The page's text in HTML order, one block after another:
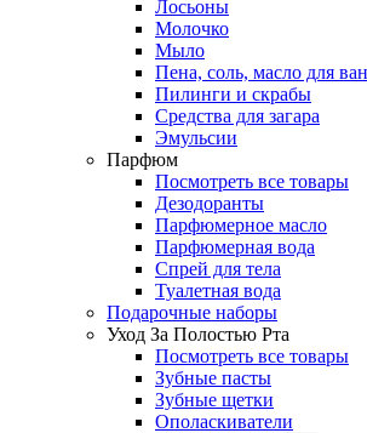
Лосьоны
Молочко
Мыло
Пена, соль, масло для
Пилинги и скрабы
Средства для загара
Эмульсии
Парфюм
Посмотреть все товары
Дезодоранты
Парфюмерное масло
Парфюмерная вода
Спрей для тела
Туалетная вода
Подарочные наборы
Уход За Полостью Рта
Посмотреть все товары
Зубные пасты
Зубные щетки
Ополаскиватели